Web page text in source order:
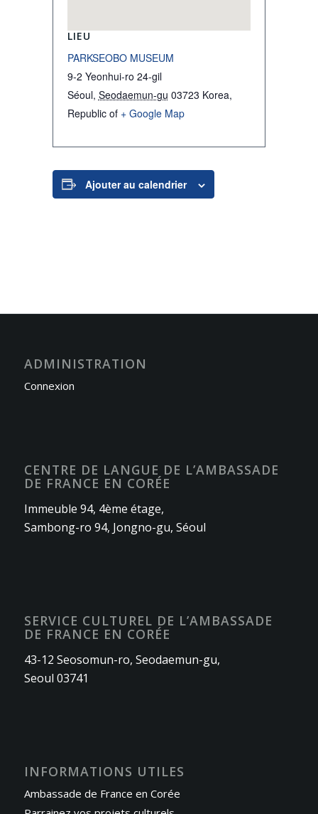
LIEU
PARKSEOBO MUSEUM
9-2 Yeonhui-ro 24-gil
Séoul, Seodaemun-gu 03723 Korea,
Republic of + Google Map
Ajouter au calendrier
ADMINISTRATION
Connexion
CENTRE DE LANGUE DE L’AMBASSADE
DE FRANCE EN CORÉE
Immeuble 94, 4ème étage,
Sambong-ro 94, Jongno-gu, Séoul
SERVICE CULTUREL DE L’AMBASSADE
DE FRANCE EN CORÉE
43-12 Seosomun-ro, Seodaemun-gu,
Seoul 03741
INFORMATIONS UTILES
Ambassade de France en Corée